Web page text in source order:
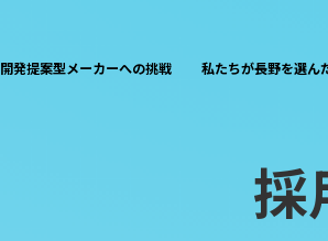
開発提案型メーカーへの挑戦 私たちが長野を選ん
採